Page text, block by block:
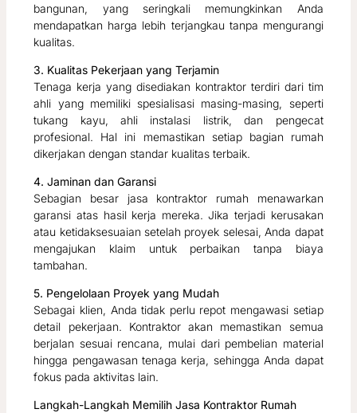
bangunan, yang seringkali memungkinkan Anda
mendapatkan harga lebih terjangkau tanpa mengurangi
kualitas.
3. Kualitas Pekerjaan yang Terjamin
Tenaga kerja yang disediakan kontraktor terdiri dari tim
ahli yang memiliki spesialisasi masing-masing, seperti
tukang kayu, ahli instalasi listrik, dan pengecat
profesional. Hal ini memastikan setiap bagian rumah
dikerjakan dengan standar kualitas terbaik.
4. Jaminan dan Garansi
Sebagian besar jasa kontraktor rumah menawarkan
garansi atas hasil kerja mereka. Jika terjadi kerusakan
atau ketidaksesuaian setelah proyek selesai, Anda dapat
mengajukan klaim untuk perbaikan tanpa biaya
tambahan.
5. Pengelolaan Proyek yang Mudah
Sebagai klien, Anda tidak perlu repot mengawasi setiap
detail pekerjaan. Kontraktor akan memastikan semua
berjalan sesuai rencana, mulai dari pembelian material
hingga pengawasan tenaga kerja, sehingga Anda dapat
fokus pada aktivitas lain.
Langkah-Langkah Memilih Jasa Kontraktor Rumah